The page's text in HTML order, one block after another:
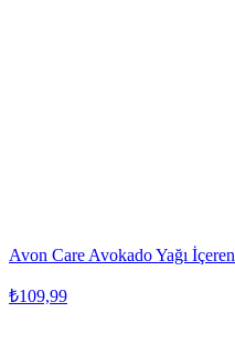
Avon Care Avokado Yağı İçeren
₺109,99